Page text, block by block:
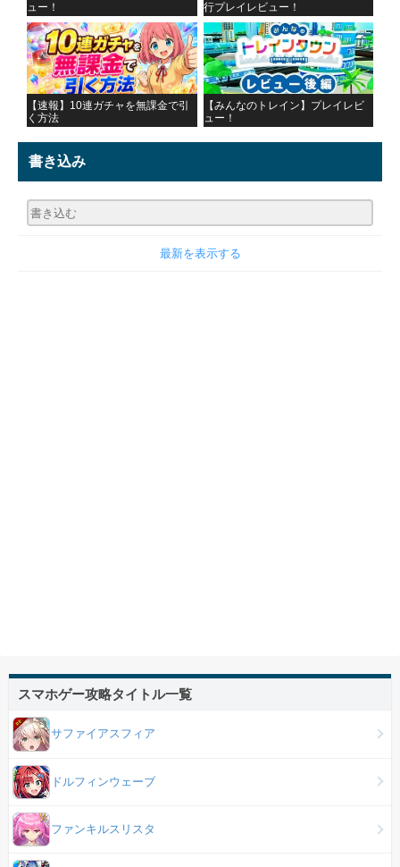
ュー！
行プレイレビュー！
【速報】10連ガチャを無課金で引
く方法
【みんなのトレイン】プレイレビ
ュー！
書き込み
最新を表示する
スマホゲー攻略タイトル一覧
サファイアスフィア
ドルフィンウェーブ
ファンキルスリスタ